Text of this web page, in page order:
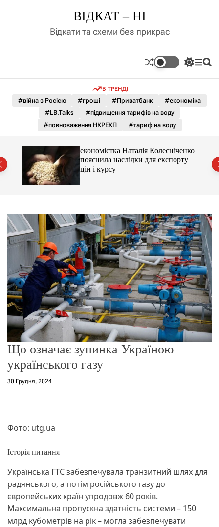
д
у
ВІДКАТ – НІ
Відкати та схеми без прикрас
П
м
к
а
о
л
ь
г
о
р
е
ж
и
м
у
М П
В ТРЕНДІ
#війна з Росією #гроші #Приватбанк
#економіка
#LB.Talks
#підвищення тарифів на воду
#повноваження НКРЕКП
#тариф на воду
економістка Наталія Колесніченко
пояснила наслідки для експорту
цін і курсу
Що означає зупинка Україною
українського газу
30 Грудня, 2024
Фото: utg.ua
Історія питання
Українська ГТС забезпечувала транзитний шлях для
радянського, а потім російського газу до
європейських країн упродовж 60 років.
Максимальна пропускна здатність системи – 150
млрд кубометрів на рік – могла забезпечувати